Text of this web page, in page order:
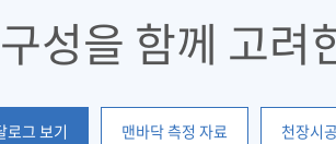
성을 함께 고려
로그 보기 맨바닥 측정 자료 천장시